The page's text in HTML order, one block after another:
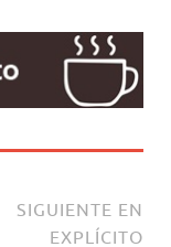
SIGUIENTE EN
EXPLÍCITO